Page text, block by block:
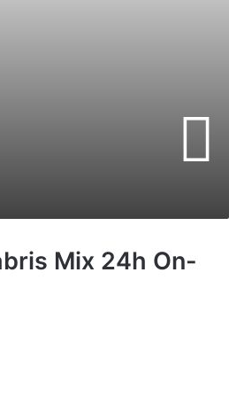
Mix 24h On-